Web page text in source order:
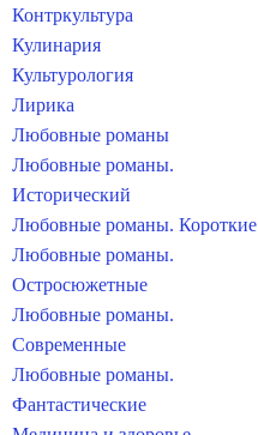
Контркультура
Кулинария
Культурология
Лирика
Любовные романы
Любовные романы.
Исторический
Любовные романы. Короткие
Любовные романы.
Остросюжетные
Любовные романы.
Современные
Любовные романы.
Фантастические